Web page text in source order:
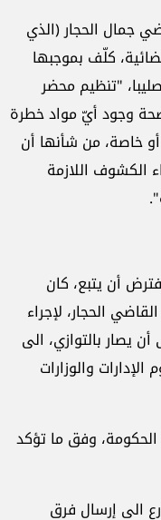
جمال الحجار (الذي
كلّف بموجبها
"تنظيم محضر
وجود أيّ مواد خطرة
خاصة، من شأنها أن
الكشوف اللازمة
أن يتبع، كان
الحجار، لإجراء
يصار بالتوازي، الى
والوزارات
وفق ما تؤكد
الى إرسال فرق